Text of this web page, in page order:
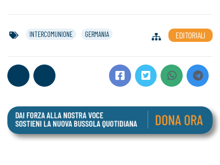
INTERCOMUNIONE GERMANIA EDITORIALI